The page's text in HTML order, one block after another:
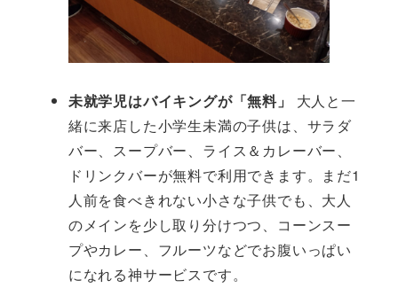
未就学児はバイキングが「無料」
大人と一
緒に来店した小学生未満の子供は、サラダ
バー、スープバー、ライス＆カレーバー、
ドリンクバーが無料で利用できます。まだ1
人前を食べきれない小さな子供でも、大人
のメインを少し取り分けつつ、コーンスー
プやカレー、フルーツなどでお腹いっぱい
になれる神サービスです。